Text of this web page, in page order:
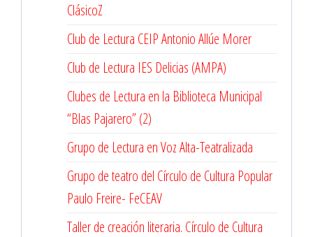
ClásicoZ
Club de Lectura CEIP Antonio Allúe Morer
Club de Lectura IES Delicias (AMPA)
Clubes de Lectura en la Biblioteca Municipal
“Blas Pajarero” (2)
Grupo de Lectura en Voz Alta-Teatralizada
Grupo de teatro del Círculo de Cultura Popular
Paulo Freire- FeCEAV
Taller de creación literaria. Círculo de Cultura